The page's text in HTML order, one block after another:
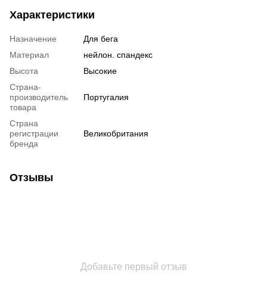
Характеристики
Назначение
Для бега
Материал
нейлон. спандекс
Высота
Высокие
Страна-
производитель
товара
Португалия
Страна
регистрации
бренда
Великобритания
Отзывы
Добавьте первый отзыв